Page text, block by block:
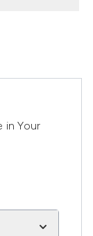
in Your